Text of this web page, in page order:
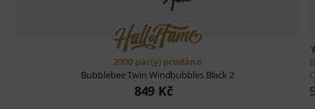
2000 pár(y) prodáno
BubblebeeTwin Windbubbles Black 2
849 Kč